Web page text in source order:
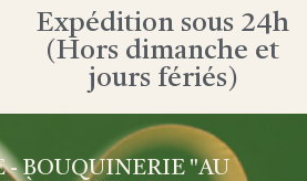
Expédition sous 24h
(Hors dimanche et
jours fériés)
- BOUQUINERIE "AU